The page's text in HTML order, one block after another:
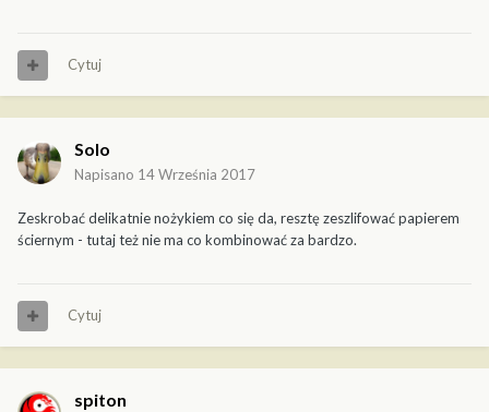
Cytuj
Solo
Napisano 14 Września 2017
Zeskrobać delikatnie nożykiem co się da, resztę zeszlifować papierem
ściernym - tutaj też nie ma co kombinować za bardzo.
Cytuj
spiton